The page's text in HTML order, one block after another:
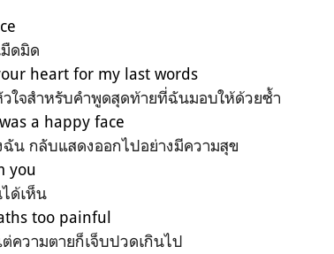
ดมิด
heart for my last words
ใจสำหรับคำพูดสุดท้ายที่ฉันมอบให้ด้วยซ้ำ
a happy face
น กลับแสดงออกไปอย่างมีความสุข
you
ด้เห็น
too painful
ความตายก็เจ็บปวดเกินไป